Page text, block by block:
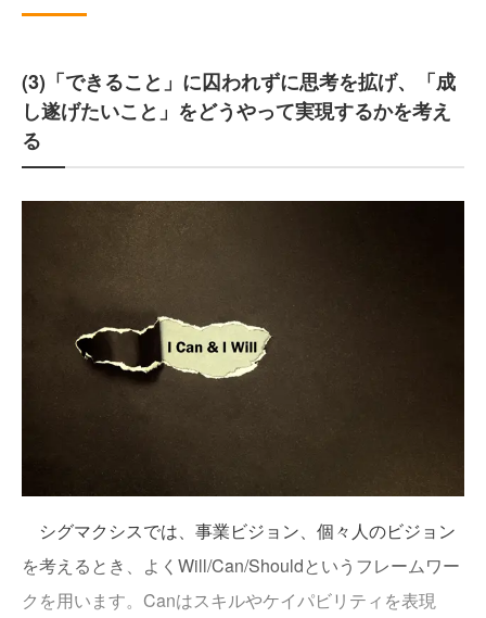
(3)「できること」に囚われずに思考を拡げ、「成
し遂げたいこと」をどうやって実現するかを考え
る
シグマクシスでは、事業ビジョン、個々人のビジョン
を考えるとき、よくWill/Can/Shouldというフレームワー
クを用います。Canはスキルやケイパビリティを表現